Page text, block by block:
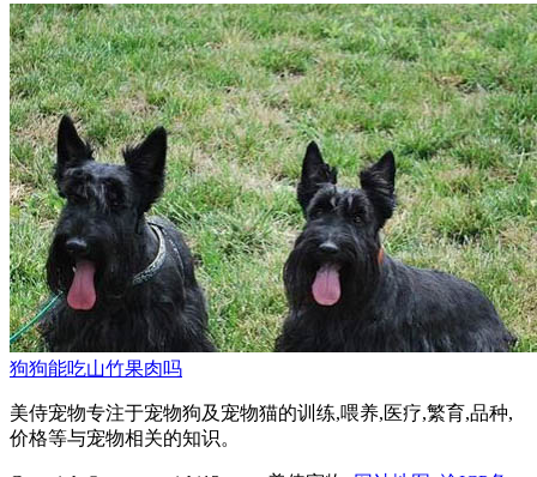
狗狗能吃山竹果肉吗
美侍宠物专注于宠物狗及宠物猫的训练,喂养,医疗,繁育,品种,
价格等与宠物相关的知识。